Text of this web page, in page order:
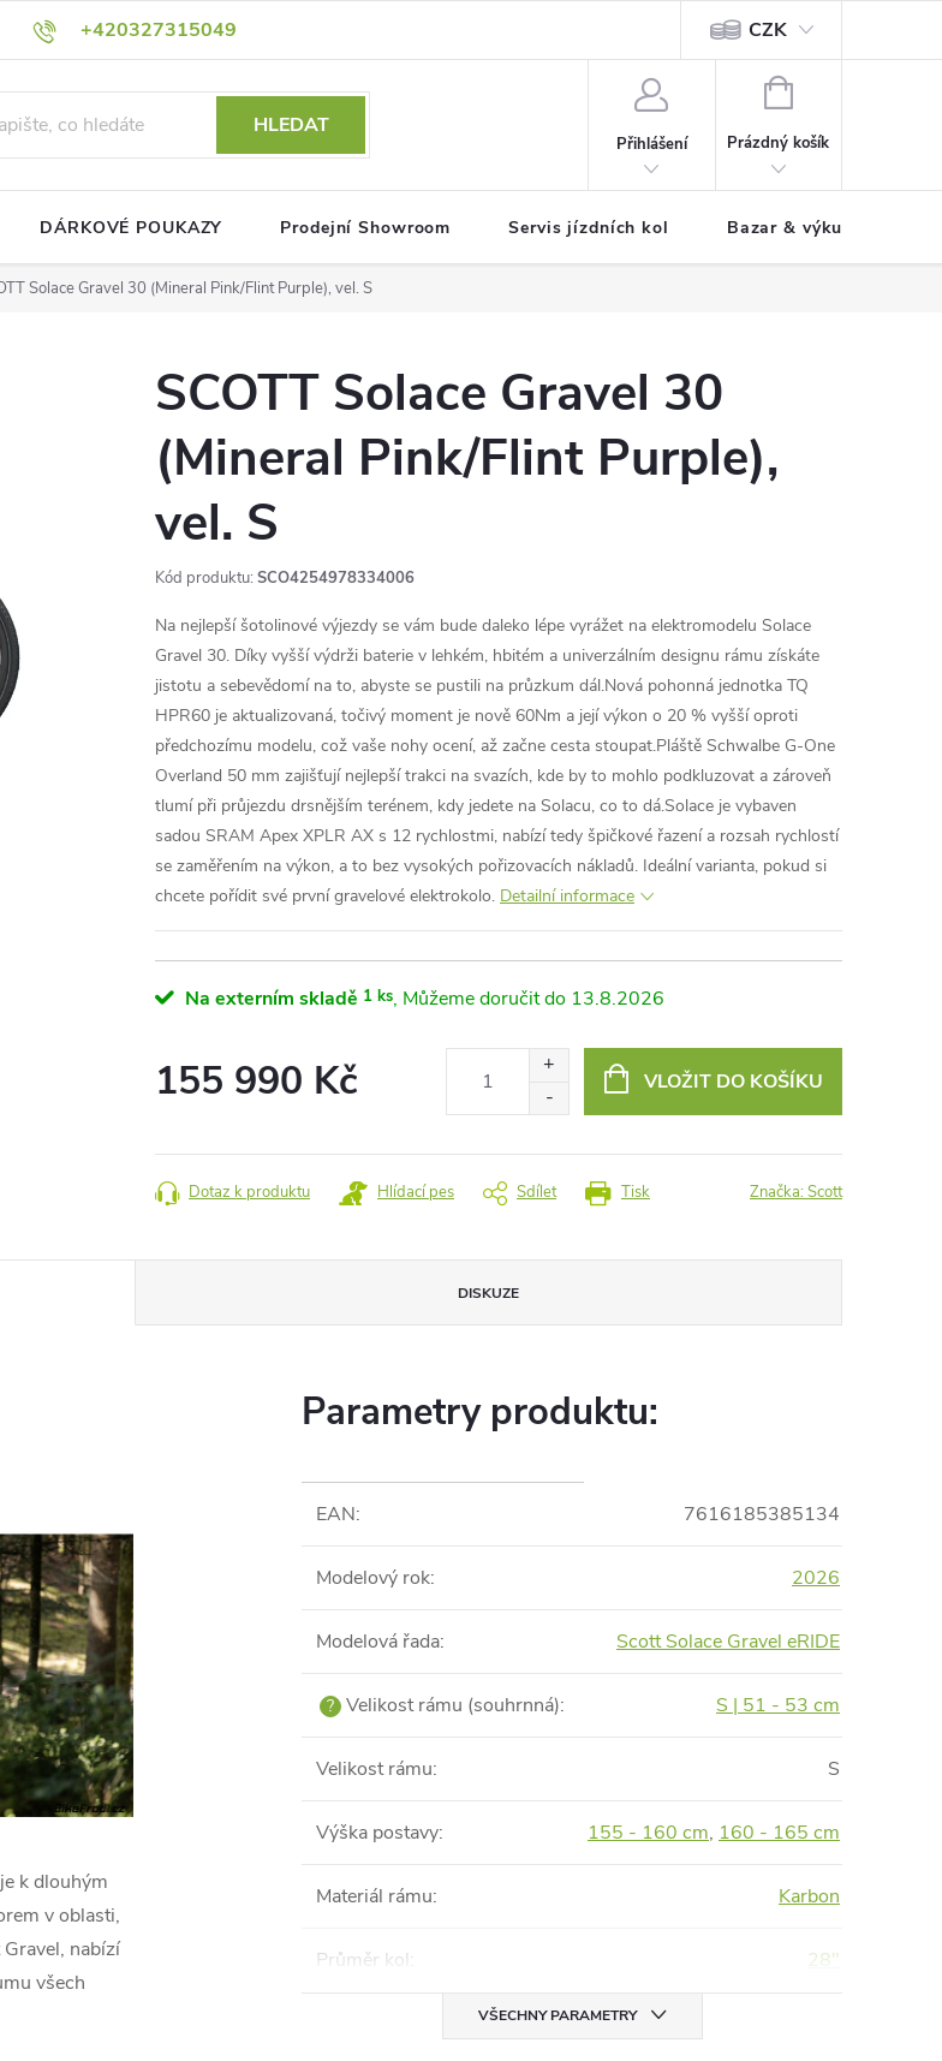
+420327315049
Podmínky ochrany osobních údajů CZK
HLEDAT
Přihlášení
NÁKUPNÍ
Prázdný košík
DÁRKOVÉ POUKAZY Prodejní Showroom Servis jízdních kol Bazar & výkup jízdních
Solace Gravel 30 (Mineral Pink/Flint Purple), vel. S
SCOTT Solace Gravel 30
(Mineral Pink/Flint Purple),
vel. S
Kód produktu: SCO4254978334006
Na nejlepší šotolinové výjezdy se vám bude daleko lépe vyrážet na elektromodelu Solace
Gravel 30. Díky vyšší výdrži baterie v lehkém, hbitém a univerzálním designu rámu získáte
jistotu a sebevědomí na to, abyste se pustili na průzkum dál.Nová pohonná jednotka TQ
HPR60 je aktualizovaná, točivý moment je nově 60Nm a její výkon o 20 % vyšší oproti
předchozímu modelu, což vaše nohy ocení, až začne cesta stoupat.Pláště Schwalbe G-One
Overland 50 mm zajišťují nejlepší trakci na svazích, kde by to mohlo podkluzovat a zároveň
tlumí při průjezdu drsnějším terénem, kdy jedete na Solacu, co to dá.Solace je vybaven
sadou SRAM Apex XPLR AX s 12 rychlostmi, nabízí tedy špičkové řazení a rozsah rychlostí
se zaměřením na výkon, a to bez vysokých pořizovacích nákladů. Ideální varianta, pokud si
chcete pořídit své první gravelové elektrokolo. Detailní informace
Na externím skladě 1 ks 13.8.2026
155 990 Kč VLOŽIT DO KOŠÍKU
Tisk
Dotaz k produktu Hlídací pes Sdílet Značka:Scott
DISKUZE
k dlouhým
v oblasti,
nabízí
všech
Parametry produktu:
EAN: 7616185385134
Modelový rok: 2026
Modelová řada: Scott Solace Gravel eRIDE
? Velikost rámu (souhrnná): S | 51 - 53 cm
Velikost rámu: S
Výška postavy: 155 - 160 cm, 160 - 165 cm
Materiál rámu: Karbon
Průměr kol: 28"
VŠECHNY PARAMETRY